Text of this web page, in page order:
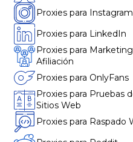
Proxies para Instagram
Proxies para LinkedIn
Proxies para
Afiliación
Proxies para OnlyFans
Proxies para Pruebas
Sitios Web
Proxies para Raspado